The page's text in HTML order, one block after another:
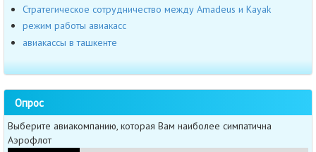
Стратегическое сотрудничество между Amadeus и Kayak
режим работы авиакасс
авиакассы в ташкенте
Опрос
Выберите авиакомпанию, которая Вам наиболее симпатична
Аэрофлот